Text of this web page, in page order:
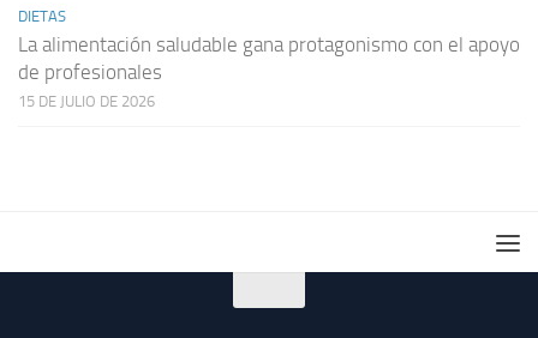
DIETAS
La alimentación saludable gana protagonismo con el apoyo
de profesionales
15 DE JULIO DE 2026